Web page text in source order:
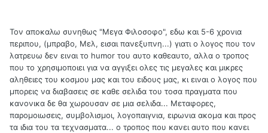
Τον αποκαλω συνηθως "Μεγα Φιλοσοφο", εδω και 5-6 χρονια
περιπου, (μπραβο, Μελ, εισαι πανεξυπνη...) γιατι ο λογος που τον
λατρευω δεν ειναι το humor του αυτο καθεαυτο, αλλα ο τροπος
που το χρησιμοποιει για να αγγιξει ολες τις μεγαλες και μικρες
αληθειες του κοσμου μας και του ειδους μας, κι ειναι ο λογος που
μπορεις να διαβασεις σε καθε σελιδα του τοσα πραγματα που
κανονικα δε θα χωρουσαν σε μια σελιδα... Μεταφορες,
παρομοιωσεις, συμβολισμοι, λογοπαιγνια, ειρωνια ακομα και προς
τα ιδια του τα τεχνασματα... ο τροπος που κανει αυτο που κανει